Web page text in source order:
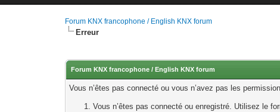
Forum KNX francophone / English KNX forum
Erreur
Forum KNX francophone / English KNX forum
Vous n’êtes pas connecté ou vous n’avez pas les
Vous n’êtes pas connecté ou enregistré. Utilisez le